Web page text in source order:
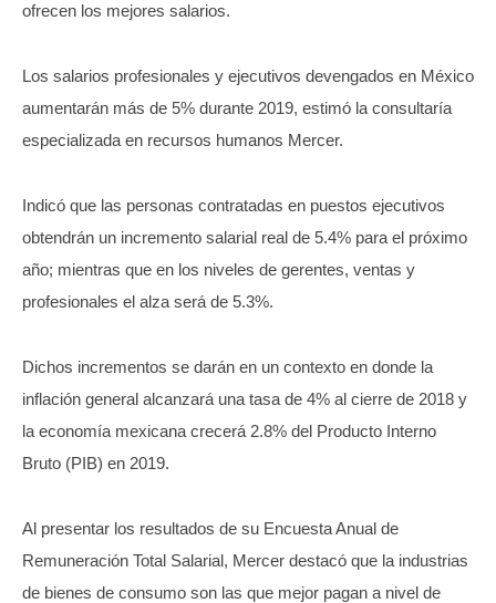
ofrecen los mejores salarios.
Los salarios profesionales y ejecutivos devengados en México
aumentarán más de 5% durante 2019, estimó la consultaría
especializada en recursos humanos Mercer.
Indicó que las personas contratadas en puestos ejecutivos
obtendrán un incremento salarial real de 5.4% para el próximo
año; mientras que en los niveles de gerentes, ventas y
profesionales el alza será de 5.3%.
Dichos incrementos se darán en un contexto en donde la
inflación general alcanzará una tasa de 4% al cierre de 2018 y
la economía mexicana crecerá 2.8% del Producto Interno
Bruto (PIB) en 2019.
Al presentar los resultados de su Encuesta Anual de
Remuneración Total Salarial, Mercer destacó que la industrias
de bienes de consumo son las que mejor pagan a nivel de